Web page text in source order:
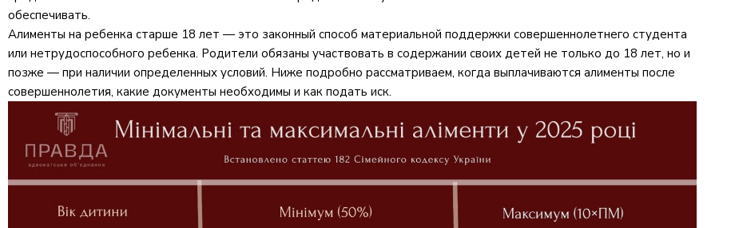
обеспечивать.
Алименты на ребенка старше 18 лет — это законный способ материальной поддержки совершеннолетнего студента
или нетрудоспособного ребенка. Родители обязаны участвовать в содержании своих детей не только до 18 лет, но и
позже — при наличии определенных условий. Ниже подробно рассматриваем, когда выплачиваются алименты после
совершеннолетия, какие документы необходимы и как подать иск.